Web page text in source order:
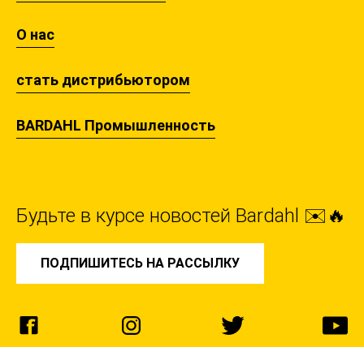
О нас
стать дистрибьютором
BARDAHL Промышленность
Будьте в курсе новостей Bardahl ✉️🔥
ПОДПИШИТЕСЬ НА РАССЫЛКУ